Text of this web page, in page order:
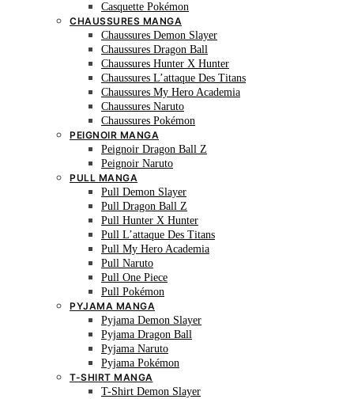
Casquette Pokémon
CHAUSSURES MANGA
Chaussures Demon Slayer
Chaussures Dragon Ball
Chaussures Hunter X Hunter
Chaussures L’attaque Des Titans
Chaussures My Hero Academia
Chaussures Naruto
Chaussures Pokémon
PEIGNOIR MANGA
Peignoir Dragon Ball Z
Peignoir Naruto
PULL MANGA
Pull Demon Slayer
Pull Dragon Ball Z
Pull Hunter X Hunter
Pull L’attaque Des Titans
Pull My Hero Academia
Pull Naruto
Pull One Piece
Pull Pokémon
PYJAMA MANGA
Pyjama Demon Slayer
Pyjama Dragon Ball
Pyjama Naruto
Pyjama Pokémon
T-SHIRT MANGA
T-Shirt Demon Slayer